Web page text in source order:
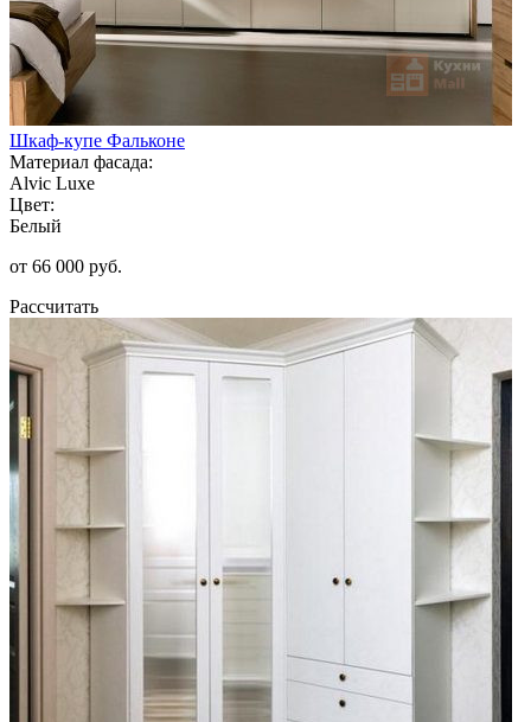
Шкаф-купе Фальконе
Материал фасада:
Alvic Luxe
Цвет:
Белый
от 66 000 руб.
Рассчитать